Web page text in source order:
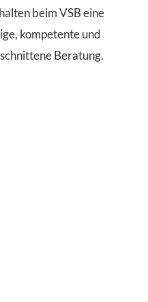
beim VSB eine
kompetente und
Beratung.